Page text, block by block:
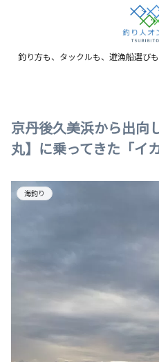
釣り方も、タックルも、遊漁船選び
京丹後久美浜から出向
丸】に乗ってきた「イ
海釣り